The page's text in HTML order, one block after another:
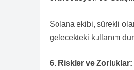
Solana ekibi, sürekli
gelecekteki kullanım
6. Riskler ve Zorluklar: